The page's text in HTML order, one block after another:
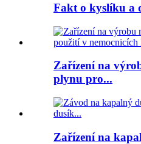
Fakt o kyslíku a
Zařízení na
plynu pro...
Zařízení na